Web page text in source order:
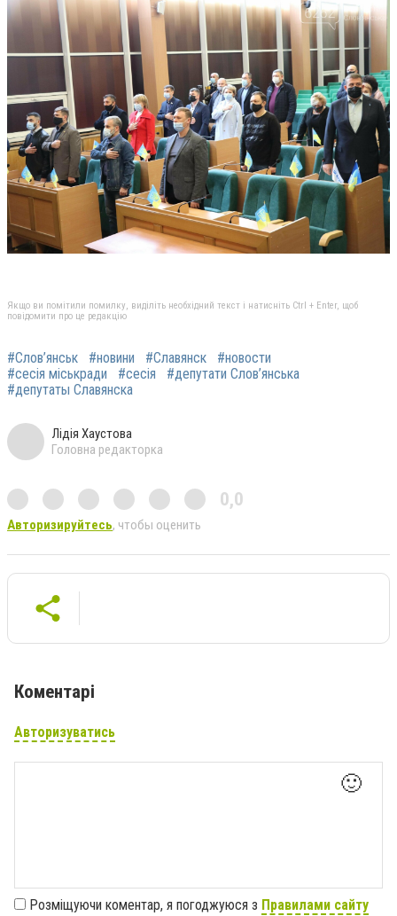
Якщо ви помітили помилку, виділіть необхідний текст і натисніть Ctrl + Enter, щоб
повідомити про це редакцію
#Слов’янськ #новини #Славянск
#новости
#сесія міськради
#сесія
#депутати Слов’янська
#депутаты Славянска
Лідія Хаустова
Головна редакторка
0,0
Авторизируйтесь, чтобы оценить
Коментарі
Авторизуватись
🙂
Розміщуючи коментар, я погоджуюся з Правилами сайту